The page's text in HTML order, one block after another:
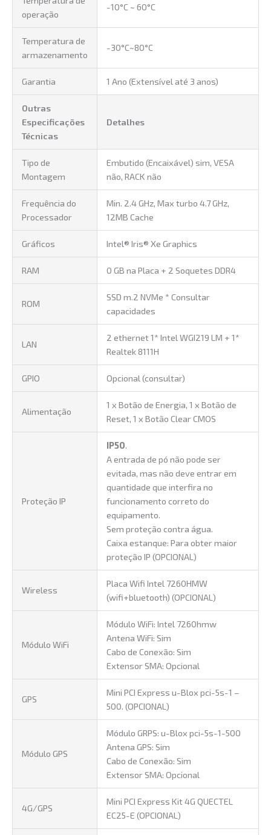
operação
-10°C ~ 60°C
Temperatura de
armazenamento
-30°C~80°C
Garantia 1 Ano (Extensível até 3 anos)
Outras
Especificações
Técnicas
Detalhes
Tipo de
Montagem
Embutido (Encaixável) sim, VESA
não, RACK não
Frequência do
Processador
Min. 2.4 GHz, Max turbo 4.7 GHz,
12MB Cache
Gráficos Intel® Iris® Xe Graphics
RAM 0 GB na Placa + 2 Soquetes DDR4
ROM
SSD m.2 NVMe * Consultar
capacidades
LAN
2 ethernet 1* Intel WGI219 LM + 1*
Realtek 8111H
GPIO Opcional (consultar)
Alimentação
1 x Botão de Energia, 1 x Botão de
Reset, 1 x Botão Clear CMOS
Proteção IP
IP50
A entrada de pó não pode ser
evitada, mas não deve entrar em
quantidade que interfira no
funcionamento correto do
equipamento.
Sem proteção contra água.
Caixa estanque: Para obter maior
proteção IP (OPCIONAL)
Wireless
Placa Wifi Intel 7260HMW
(wifi+bluetooth) (OPCIONAL)
Módulo WiFi
Módulo WiFi: Intel 7260hmw
Antena WiFi: Sim
Cabo de Conexão: Sim
Extensor SMA: Opcional
GPS
Mini PCI Express u-Blox pci-5s-1 –
500. (OPCIONAL)
Módulo GPS
Módulo GRPS: u-Blox pci-5s-1-500
Antena GPS: Sim
Cabo de Conexão: Sim
Extensor SMA: Opcional
4G/GPS
Mini PCI Express Kit 4G QUECTEL
EC25-E (OPCIONAL)